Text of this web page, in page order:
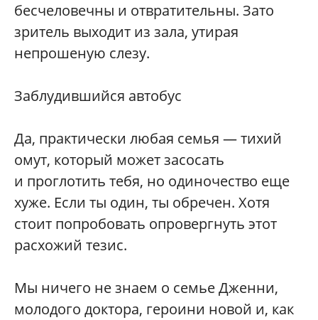
бесчеловечны и отвратительны. Зато
зритель выходит из зала, утирая
непрошеную слезу.
Заблудившийся автобус
Да, практически любая семья — тихий
омут, который может засосать
и проглотить тебя, но одиночество еще
хуже. Если ты один, ты обречен. Хотя
стоит попробовать опровергнуть этот
расхожий тезис.
Мы ничего не знаем о семье Дженни,
молодого доктора, героини новой и, как